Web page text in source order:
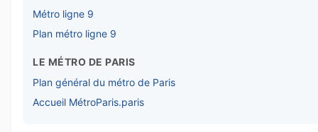
Métro ligne 9
Plan métro ligne 9
LE MÉTRO DE PARIS
Plan général du métro de Paris
Accueil MétroParis.paris